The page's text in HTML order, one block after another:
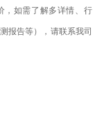
，如需了解多详情、行
报告等），请联系我司